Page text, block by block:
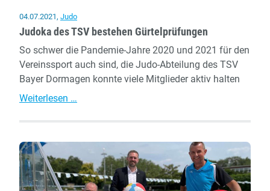
04.07.2021, Judo
Judoka des TSV bestehen Gürtelprüfungen
So schwer die Pandemie-Jahre 2020 und 2021 für den
Vereinssport auch sind, die Judo-Abteilung des TSV
Bayer Dormagen konnte viele Mitglieder aktiv halten
Weiterlesen …
bestehen
Gürtelprüfungen